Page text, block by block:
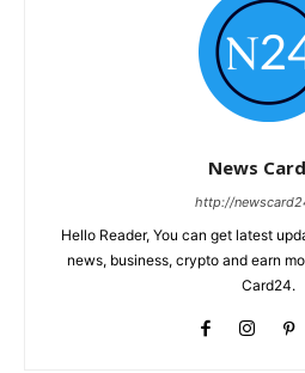
News
http://
Hello Reader, You can get latest
news, business, crypto and earn
Card24.